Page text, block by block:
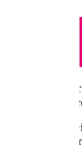
decide
de
la inestable
que